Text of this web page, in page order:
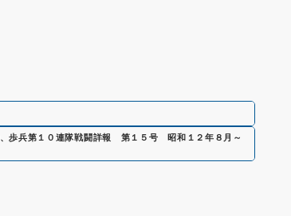
、歩兵第１０連隊戦闘詳報 第１５号 昭和１２年８月～